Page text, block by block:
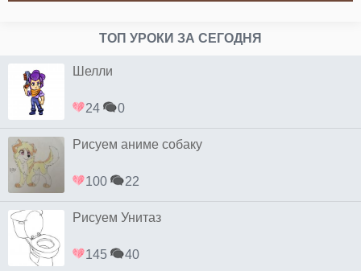
ТОП УРОКИ ЗА СЕГОДНЯ
Шелли
24 0
Рисуем аниме собаку
100 22
Рисуем Унитаз
145 40